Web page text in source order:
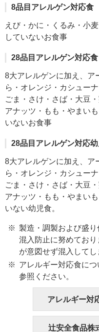
8品目アレルゲン対応食
えび・かに・くるみ・小
していないお食事
28品目アレルゲン対応食
8大アレルゲンに加え、ア
ら・オレンジ・カシュー
ごま・さけ・さば・大豆
アナッツ・もも・やまい
いないお食事
28品目アレルゲン対応
8大アレルゲンに加え、ア
ら・オレンジ・カシュー
ごま・さけ・さば・大豆
アナッツ・もも・やまい
いない幼児食。
製造・調製および盛
混入防止に努めてお
が意図せず混入してし
アレルギー対応食に
参照ください。
アレルギー対
辻安全食品株